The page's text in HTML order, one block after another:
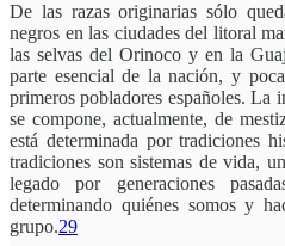
De las razas originarias sólo
negros en las ciudades del litoral
las selvas del Orinoco y en la
parte esencial de la nación, y
primeros pobladores españoles. La
se compone, actualmente, de
está determinada por tradiciones
tradiciones son sistemas de vida,
legado por generaciones
determinando quiénes somos y
grupo.29